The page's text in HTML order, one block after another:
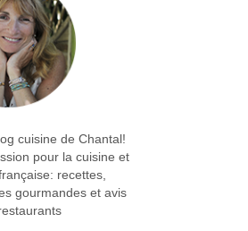
cuisine de Chantal!
pour la cuisine et
recettes,
gourmandes et avis